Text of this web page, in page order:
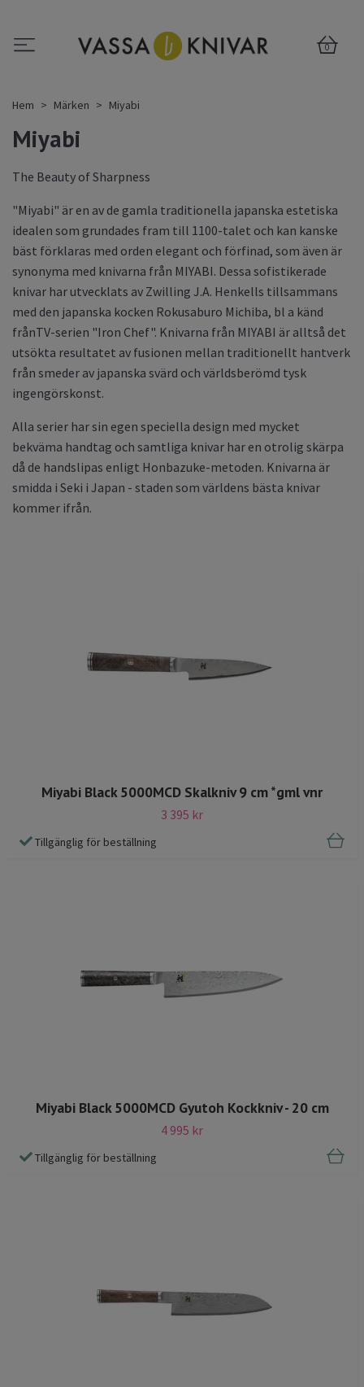
0
Hem Märken Miyabi
Miyabi
The Beauty of Sharpness
"Miyabi" är en av de gamla traditionella japanska estetiska
idealen som grundades fram till 1100-talet och kan kanske
bäst förklaras med orden elegant och förfinad, som även är
synonyma med knivarna från MIYABI. Dessa sofistikerade
knivar har utvecklats av Zwilling J.A. Henkells tillsammans
med den japanska kocken Rokusaburo Michiba, bl a känd
frånTV-serien "Iron Chef". Knivarna från MIYABI är alltså det
utsökta resultatet av fusionen mellan traditionellt hantverk
från smeder av japanska svärd och världsberömd tysk
ingengörskonst.
Alla serier har sin egen speciella design med mycket
bekväma handtag och samtliga knivar har en otrolig skärpa
då de handslipas enligt Honbazuke-metoden. Knivarna är
smidda i Seki i Japan - staden som världens bästa knivar
kommer ifrån.
Miyabi Black 5000MCD Skalkniv 9 cm *gml vnr
3 395 kr
Tillgänglig för beställning
Miyabi Black 5000MCD Gyutoh Kockkniv - 20 cm
4 995 kr
Tillgänglig för beställning